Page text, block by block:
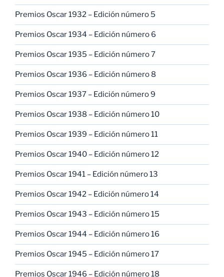
Premios Oscar 1932 – Edición número 5
Premios Oscar 1934 – Edición número 6
Premios Oscar 1935 – Edición número 7
Premios Oscar 1936 – Edición número 8
Premios Oscar 1937 – Edición número 9
Premios Oscar 1938 – Edición número 10
Premios Oscar 1939 – Edición número 11
Premios Oscar 1940 – Edición número 12
Premios Oscar 1941 – Edición número 13
Premios Oscar 1942 – Edición número 14
Premios Oscar 1943 – Edición número 15
Premios Oscar 1944 – Edición número 16
Premios Oscar 1945 – Edición número 17
Premios Oscar 1946 – Edición número 18